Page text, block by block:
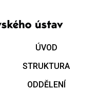
ÚVOD
STRUKTURA
ODDĚLENÍ